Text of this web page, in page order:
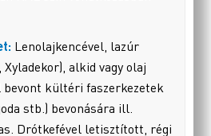
Lenolajkencével, lazúr
alkid vagy olaj
bevont kültéri faszerkezetek
stb.) bevonására ill.
Drótkefével letisztított, régi